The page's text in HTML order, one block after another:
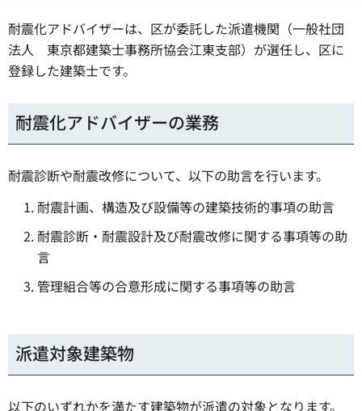
耐震化アドバイザーは、区が委託した派遣機関（一般社団
法人 東京都建築士事務所協会江東支部）が選任し、区に
登録した建築士です。
耐震化アドバイザーの業務
耐震診断や耐震改修について、以下の助言を行います。
耐震計画、構造及び設備等の建築技術的事項の助言
耐震診断・耐震設計及び耐震改修に関する事項等の助
言
管理組合等の合意形成に関する事項等の助言
派遣対象建築物
以下のいずれかを満たす建築物が派遣の対象となります。